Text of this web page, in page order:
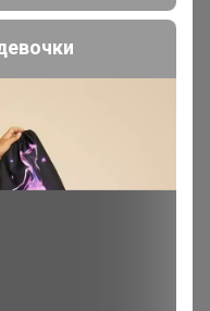
товары, но
доставки
отправляю в
и если в заказе